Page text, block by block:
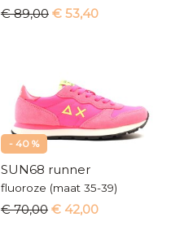
€ 89,00 € 53,40
- 40 %
SUN68 runner
fluoroze (maat 35-39)
€ 70,00 € 42,00